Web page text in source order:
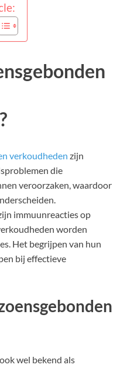
verkoudheden zijn
die
veroorzaken, waardoor
immuunreacties op
worden
Het begrijpen van hun
bij effectieve
wel bekend als